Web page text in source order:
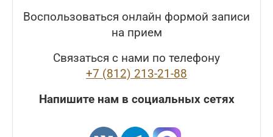
Воспользоваться онлайн формой записи
на прием
Связаться с нами по телефону
+7 (812) 213-21-88
Напишите нам в социальных сетях